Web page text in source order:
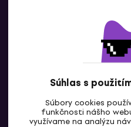
Súhlas s
Súbory cookies
funkčnosti nášho
využívame na analýzu